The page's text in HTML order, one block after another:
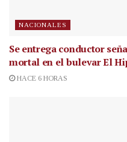
NACIONALES
Se entrega conductor
mortal en el bulevar El
HACE 6 HORAS